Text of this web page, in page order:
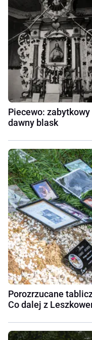
Piecewo: zabytkowy
dawny blask
Porozrzucane
Co dalej z